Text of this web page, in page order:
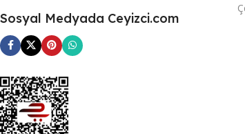
Sosyal Medyada Ceyizci.com